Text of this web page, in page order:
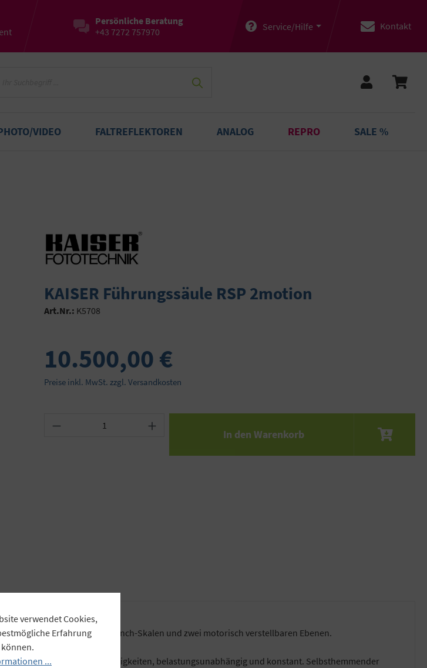
Persönliche Beratung
+43 7272 757970
Service/Hilfe Kontakt
VIDEO FALTREFLEKTOREN ANALOG REPRO SALE %
KAISER Führungssäule RSP 2motion
Art.Nr.: K5708
10.500,00 €
Preise inkl. MwSt. zzgl. Versandkosten
Produkt Anzahl: Gib den gewünschten Wert ein oder benutze
In den Warenkorb
aufgedruckten cm- und inch-Skalen und zwei motorisch verstellbaren Ebenen.
Zwei Verstellgeschwindigkeiten, belastungsunabhängig und konstant. Selbsthemmender
verwendet Cookies,
Erfahrung
...